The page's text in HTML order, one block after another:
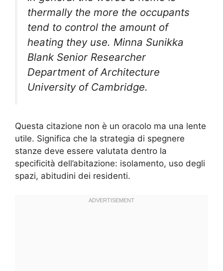
thermally the more the occupants
tend to control the amount of
heating they use. Minna Sunikka
Blank Senior Researcher
Department of Architecture
University of Cambridge.
Questa citazione non è un oracolo ma una lente
utile. Significa che la strategia di spegnere
stanze deve essere valutata dentro la
specificità dell’abitazione: isolamento, uso degli
spazi, abitudini dei residenti.